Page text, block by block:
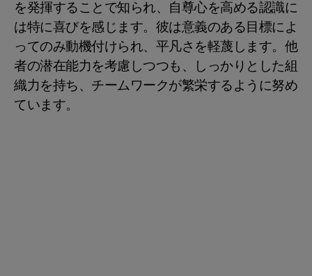
を発揮することで知られ、自尊心を高める認識に
は特に喜びを感じます。彼は意義のある目標によ
ってのみ動機付けられ、平凡さを軽蔑します。他
者の潜在能力を考慮しつつも、しっかりとした組
織力を持ち、チームワークが繁栄するように努め
ています。